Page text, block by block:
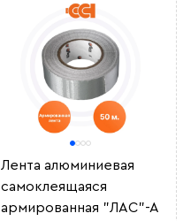
Лента алюминиевая
самоклеящаяся
армированная "ЛАС"-А